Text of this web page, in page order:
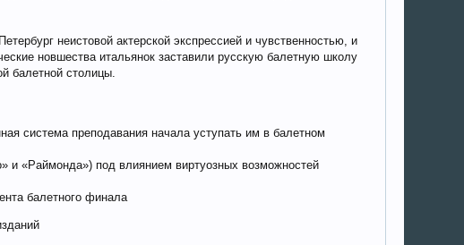
неистовой актерской экспрессией и чувственностью, и
новшества итальянок заставили русскую балетную школу
балетной столицы.
система преподавания начала уступать им в балетном
и «Раймонда») под влиянием виртуозных возможностей
балетного финала